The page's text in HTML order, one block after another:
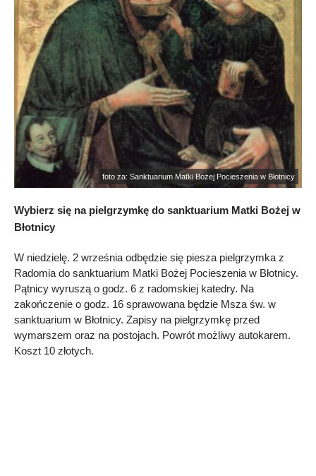
foto za: Sanktuarium Matki Bożej Pocieszenia w Błotnicy
Wybierz się na pielgrzymkę do sanktuarium Matki Bożej w
Błotnicy
W niedzielę. 2 września odbędzie się piesza pielgrzymka z
Radomia do sanktuarium Matki Bożej Pocieszenia w Błotnicy.
Pątnicy wyruszą o godz. 6 z radomskiej katedry. Na
zakończenie o godz. 16 sprawowana będzie Msza św. w
sanktuarium w Błotnicy. Zapisy na pielgrzymkę przed
wymarszem oraz na postojach. Powrót możliwy autokarem.
Koszt 10 złotych.